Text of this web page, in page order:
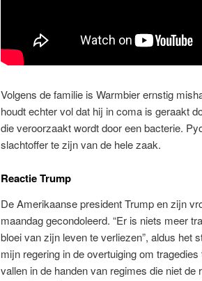
Volgens de familie is Warmbier ernstig
houdt echter vol dat hij in coma is geraakt
die veroorzaakt wordt door een bacterie.
slachtoffer te zijn van de hele zaak.
Reactie Trump
De Amerikaanse president Trump en zijn
maandag gecondoleerd. “Er is niets meer
bloei van zijn leven te verliezen”, aldus het
mijn regering in de overtuiging om
vallen in de handen van regimes die niet